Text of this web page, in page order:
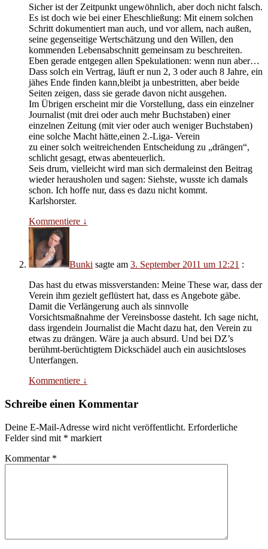
Sicher ist der Zeitpunkt ungewöhnlich, aber doch nicht falsch.
Es ist doch wie bei einer Eheschließung: Mit einem solchen
Schritt dokumentiert man auch, und vor allem, nach außen,
seine gegenseitige Wertschätzung und den Willen, den
kommenden Lebensabschnitt gemeinsam zu beschreiten.
Eben gerade entgegen allen Spekulationen: wenn nun aber…
Dass solch ein Vertrag, läuft er nun 2, 3 oder auch 8 Jahre, ein
jähes Ende finden kann,bleibt ja unbestritten, aber beide
Seiten zeigen, dass sie gerade davon nicht ausgehen.
Im Übrigen erscheint mir die Vorstellung, dass ein einzelner
Journalist (mit drei oder auch mehr Buchstaben) einer
einzelnen Zeitung (mit vier oder auch weniger Buchstaben)
eine solche Macht hätte,einen 2.-Liga- Verein
zu einer solch weitreichenden Entscheidung zu „drängen“,
schlicht gesagt, etwas abenteuerlich.
Seis drum, vielleicht wird man sich dermaleinst den Beitrag
wieder herausholen und sagen: Siehste, wusste ich damals
schon. Ich hoffe nur, dass es dazu nicht kommt.
Karlshorster.
Kommentiere ↓
Bunki sagte am 3. September 2011 um 12:21 :
Das hast du etwas missverstanden: Meine These war, dass der
Verein ihm gezielt geflüstert hat, dass es Angebote gäbe.
Damit die Verlängerung auch als sinnvolle
Vorsichtsmaßnahme der Vereinsbosse dasteht. Ich sage nicht,
dass irgendein Journalist die Macht dazu hat, den Verein zu
etwas zu drängen. Wäre ja auch absurd. Und bei DZ’s
berühmt-berüchtigtem Dickschädel auch ein ausichtsloses
Unterfangen.
Kommentiere ↓
Schreibe einen Kommentar
Deine E-Mail-Adresse wird nicht veröffentlicht. Erforderliche
Felder sind mit * markiert
Kommentar *